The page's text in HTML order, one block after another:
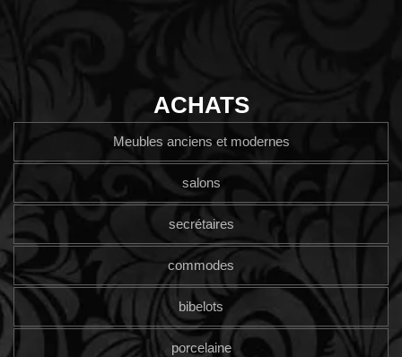
ACHATS
Meubles anciens et modernes
salons
secrétaires
commodes
bibelots
porcelaine